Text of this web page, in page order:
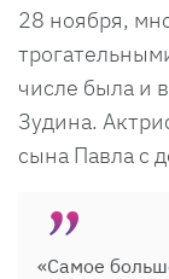
28 ноября,
числе была и
Зудина.
сына Павла с
«Самое